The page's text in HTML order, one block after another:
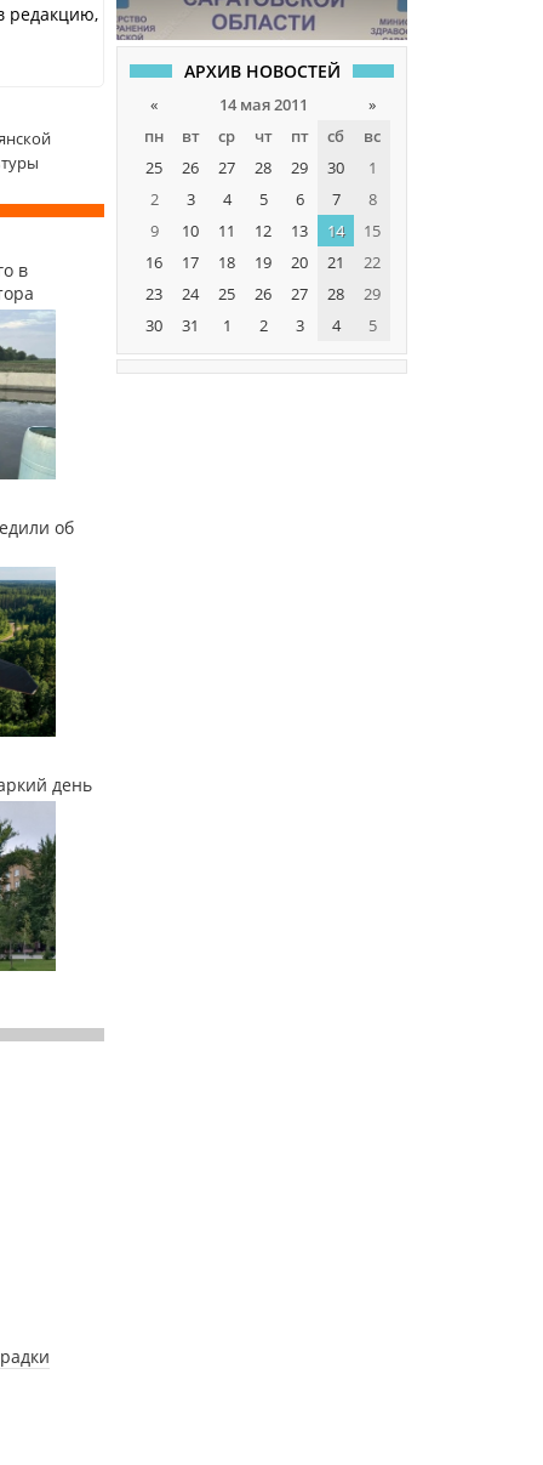
редакцию,
в
об
день
АРХИВ НОВОСТЕЙ
« 14 мая 2011
»
пн
вт ср чт пт сб
вс
25
26 27 28 29 30
1
2
3 4 5 6 7
8
9
10 11 12 13 14
15
16
17 18 19 20 21
22
23
24 25 26 27 28
29
30
31 1 2 3 4 5